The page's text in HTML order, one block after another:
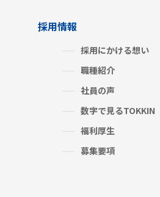
採用情報
採用にかける想い
職種紹介
社員の声
数字で見るTOKKIN
福利厚生
募集要項